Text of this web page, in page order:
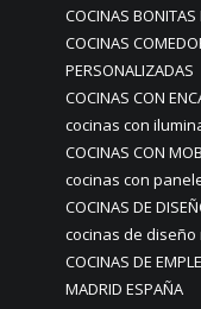
COCINAS
COCINAS
PERSONALIZADAS
COCINAS CON
cocinas con
COCINAS CON
cocinas con
COCINAS DE
cocinas de
COCINAS DE
MADRID ESPAÑA